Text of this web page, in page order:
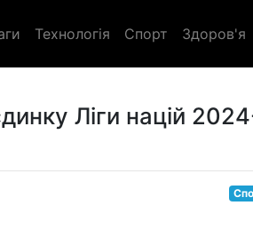
Технологія Спорт Здоров'я
Ліги націй